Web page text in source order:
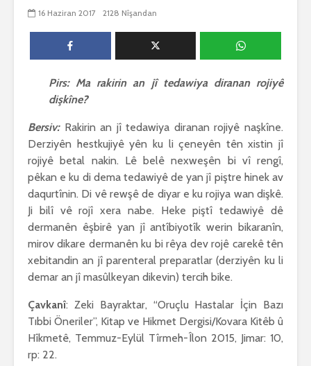
16 Haziran 2017 2128 Nîşandan
Pirs: Ma rakirin an jî tedawiya diranan rojiyê
dişkîne?
Bersiv:Rakirin an jî tedawiya diranan rojiyê naşkîne.
Derziyên hestkujiyê yên ku li çeneyên tên xistin jî
rojiyê betal nakin. Lê belê nexweşên bi vî rengî,
pêkan e ku di dema tedawiyê de yan jî piştre hinek av
daqurtînin. Di vê rewşê de diyar e ku rojiya wan dişkê.
Ji bilî vê rojî xera nabe. Heke piştî tedawiyê dê
dermanên êşbirê yan jî antîbiyotîk werin bikaranîn,
mirov dikare dermanên ku bi rêya dev rojê carekê tên
xebitandin an jî parenteral preparatlar (derziyên ku li
demar an jî masûlkeyan dikevin) tercih bike.
Çavkanî: Zeki Bayraktar, “Oruçlu Hastalar İçin Bazı
Tıbbi Öneriler”, Kitap ve Hikmet Dergisi/Kovara Kitêb û
Hîkmetê, Temmuz-Eylül Tîrmeh-Îlon 2015, Jimar: 10,
rp: 22.
2545 Nîşandan
Him kişandina
cigareyê him jî
tendirustiya
her duyan wek hev
e?
27 Ekim 2021
3068 Nîşandan
teqez
çêbike?
3 Kasım
3031